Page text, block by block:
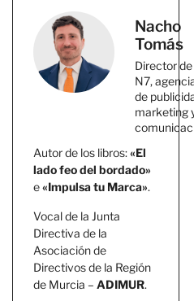
Nacho
Tomás
Director de
N7,
de
marketing
Autor de los libros:«El
lado feo del bordado»
e«Impulsa tu Marca».
Vocal de la Junta
Directiva de la
Asociación de
Directivos de la Región
de Murcia – ADIMUR.